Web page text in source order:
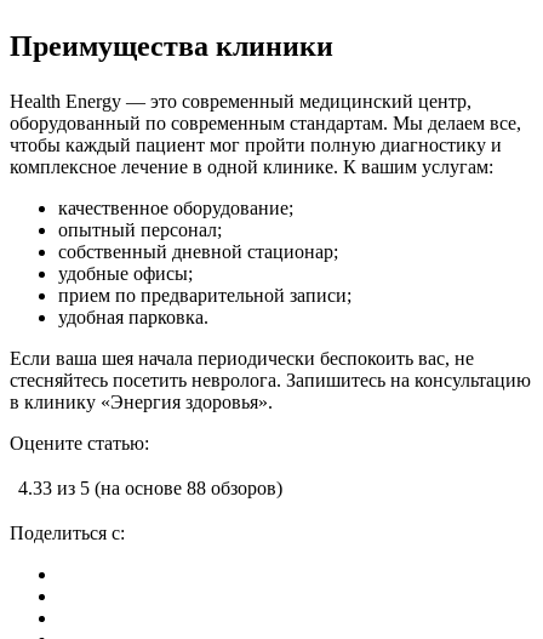
Преимущества клиники
Health Energy — это современный медицинский центр,
оборудованный по современным стандартам. Мы делаем все,
чтобы каждый пациент мог пройти полную диагностику и
комплексное лечение в одной клинике. К вашим услугам:
качественное оборудование;
опытный персонал;
собственный дневной стационар;
удобные офисы;
прием по предварительной записи;
удобная парковка.
Если ваша шея начала периодически беспокоить вас, не
стесняйтесь посетить невролога. Запишитесь на консультацию
в клинику «Энергия здоровья».
Оцените статью:
4.33 из 5 (на основе 88 обзоров)
Поделиться с: